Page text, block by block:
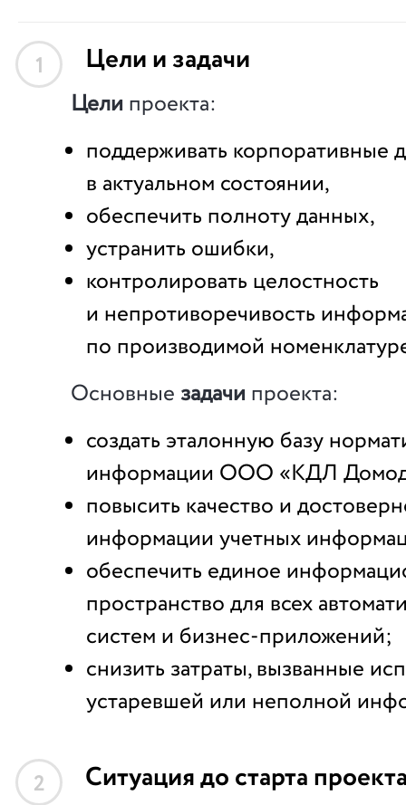
1 Цели и задачи
Цели проекта:
поддерживать корпоративные
в актуальном состоянии,
обеспечить полноту данных,
устранить ошибки,
контролировать целостность
и непротиворечивость
по производимой
Основные задачи проекта:
создать эталонную базу
информации ООО «КДЛ
повысить качество и
информации учетных
обеспечить единое
пространство для всех
систем и бизнес-приложений;
снизить затраты, вызванные
устаревшей или неполной
2 Ситуация до старта